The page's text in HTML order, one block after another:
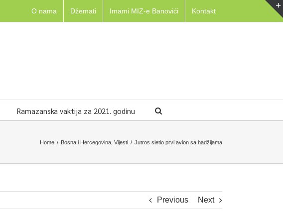
O nama Džemati Imami MIZ-e Banovići Kontakt
Ramazanska vaktija za 2021. godinu
Home / Bosna i Hercegovina Vijesti / Jutros sletio prvi avion sa hadžijama
Previous Next